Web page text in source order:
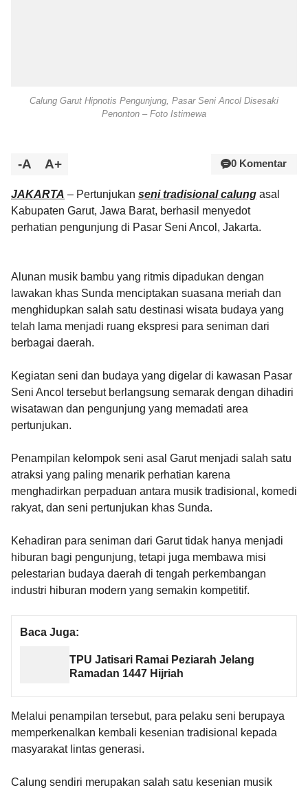
Calung Garut Hipnotis Pengunjung, Pasar Seni Ancol Disesaki
Penonton – Foto Istimewa
-A A+ 0 Komentar
JAKARTA – Pertunjukan seni tradisional calung asal
Kabupaten Garut, Jawa Barat, berhasil menyedot
perhatian pengunjung di Pasar Seni Ancol, Jakarta.
Alunan musik bambu yang ritmis dipadukan dengan
lawakan khas Sunda menciptakan suasana meriah dan
menghidupkan salah satu destinasi wisata budaya yang
telah lama menjadi ruang ekspresi para seniman dari
berbagai daerah.
Kegiatan seni dan budaya yang digelar di kawasan Pasar
Seni Ancol tersebut berlangsung semarak dengan dihadiri
wisatawan dan pengunjung yang memadati area
pertunjukan.
Penampilan kelompok seni asal Garut menjadi salah satu
atraksi yang paling menarik perhatian karena
menghadirkan perpaduan antara musik tradisional, komedi
rakyat, dan seni pertunjukan khas Sunda.
Kehadiran para seniman dari Garut tidak hanya menjadi
hiburan bagi pengunjung, tetapi juga membawa misi
pelestarian budaya daerah di tengah perkembangan
industri hiburan modern yang semakin kompetitif.
Baca Juga:
TPU Jatisari Ramai Peziarah Jelang
Ramadan 1447 Hijriah
Melalui penampilan tersebut, para pelaku seni berupaya
memperkenalkan kembali kesenian tradisional kepada
masyarakat lintas generasi.
Calung sendiri merupakan salah satu kesenian musik